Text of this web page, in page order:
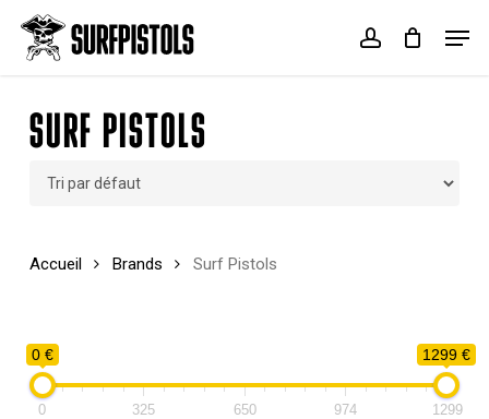
main
account
Cart Close
SURF PISTOLS
Accueil Brands Surf Pistols
0 € 1299 €
0 325 650 974 1299